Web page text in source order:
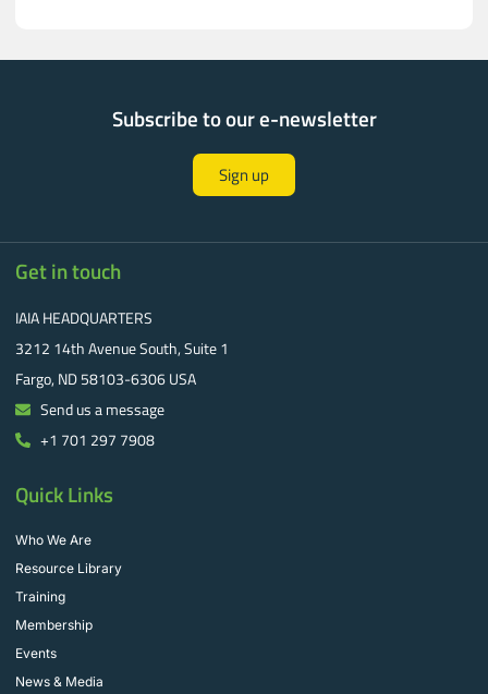
Subscribe to our e-newsletter
Sign up
Get in touch
IAIA HEADQUARTERS
3212 14th Avenue South, Suite 1
Fargo, ND 58103-6306 USA
Send us a message
+1 701 297 7908
Quick Links
Who We Are
Resource Library
Training
Membership
Events
News & Media